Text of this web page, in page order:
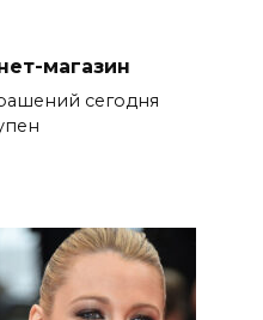
магазин
сегодня